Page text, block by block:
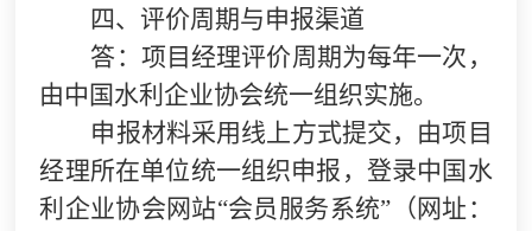
四、评价周期与申报渠道
答：项目经理评价周期为每年一次，
由中国水利企业协会统一组织实施。
申报材料采用线上方式提交，由项目
经理所在单位统一组织申报，登录中国水
利企业协会网站“会员服务系统”（网址：